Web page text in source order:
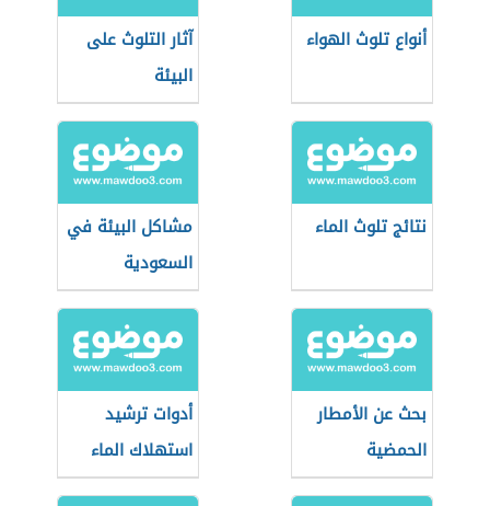
أنواع تلوث الهواء
آثار التلوث على
البيئة
نتائج تلوث الماء
مشاكل البيئة في
السعودية
بحث عن الأمطار
الحمضية
أدوات ترشيد
استهلاك الماء